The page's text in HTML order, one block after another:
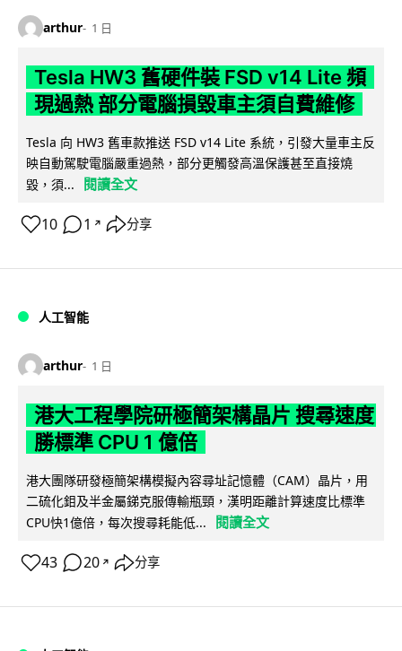
arthur 1 日
Tesla HW3 舊硬件裝 FSD v14 Lite 頻
現過熱 部分電腦損毀車主須自費維修
Tesla 向 HW3 舊車款推送 FSD v14 Lite 系統，引發大量車主反
映自動駕駛電腦嚴重過熱，部分更觸發高溫保護甚至直接燒
毀，須...
閱讀全文
10 1 ↗ 分享
人工智能
arthur 1 日
港大工程學院研極簡架構晶片 搜尋速度
勝標準 CPU 1 億倍
港大團隊研發極簡架構模擬內容尋址記憶體（CAM）晶片，用
二硫化鉬及半金屬銻克服傳輸瓶頸，漢明距離計算速度比標準
CPU快1億倍，每次搜尋耗能低...
閱讀全文
43 20 ↗ 分享